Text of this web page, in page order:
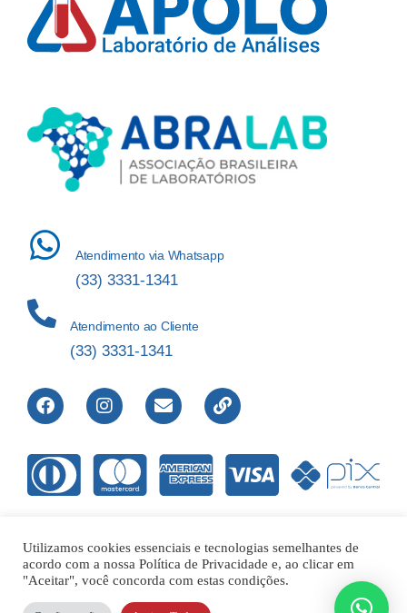
Atendimento via Whatsapp
(33) 3331-1341
Atendimento ao Cliente
(33) 3331-1341
Direitos Reservados © 2012-2022 Laboratório de Análises Apolo
Ltda – 00.421.604/0001-01 |
Utilizamos cookies essenciais e tecnologias semelhantes de
acordo com a nossa Política de Privacidade e, ao clicar em
"Aceitar", você concorda com estas condições.